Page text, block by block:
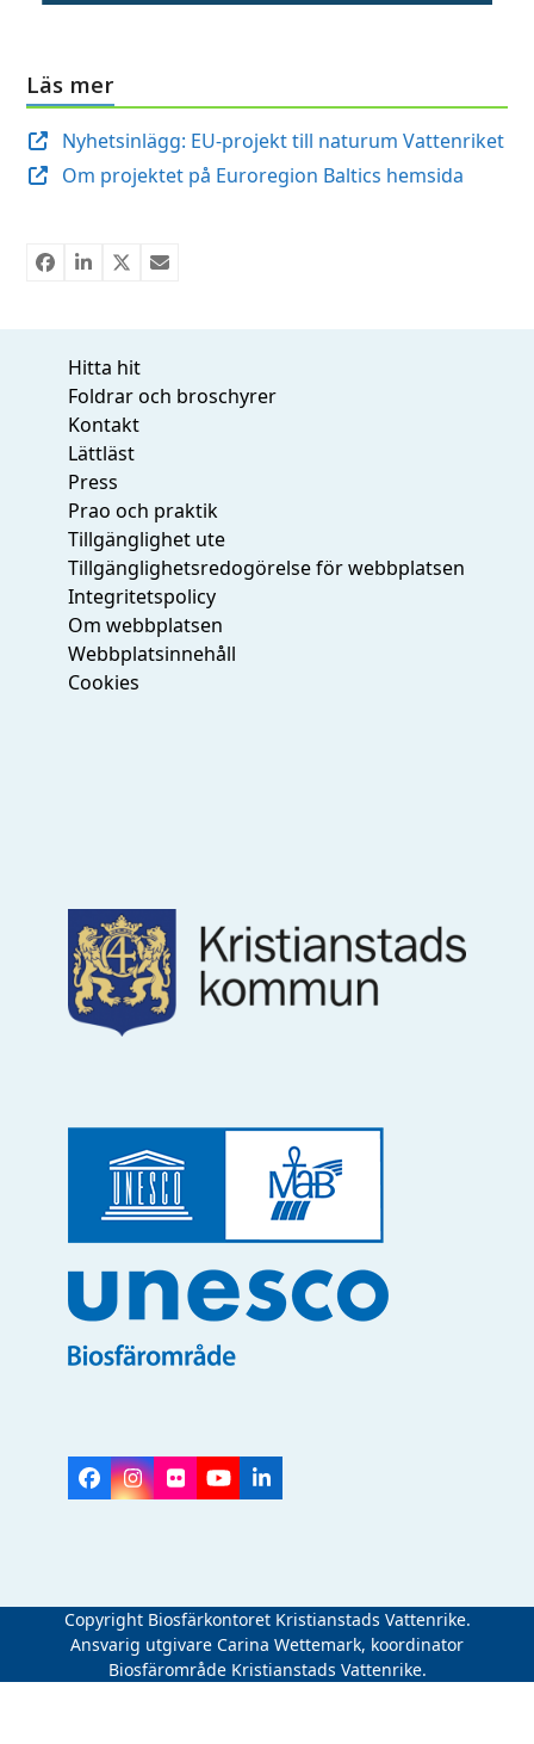
Läs mer
Nyhetsinlägg: EU-projekt till naturum Vattenriket
Om projektet på Euroregion Baltics hemsida
Hitta hit
Foldrar och broschyrer
Kontakt
Lättläst
Press
Prao och praktik
Tillgänglighet ute
Tillgänglighetsredogörelse för webbplatsen
Integritetspolicy
Om webbplatsen
Webbplatsinnehåll
Cookies
Facebook
Instagram
FlickrYouTubeLinkedIn
Copyright Biosfärkontoret Kristianstads Vattenrike.
Ansvarig utgivare Carina Wettemark, koordinator
Biosfärområde Kristianstads Vattenrike.